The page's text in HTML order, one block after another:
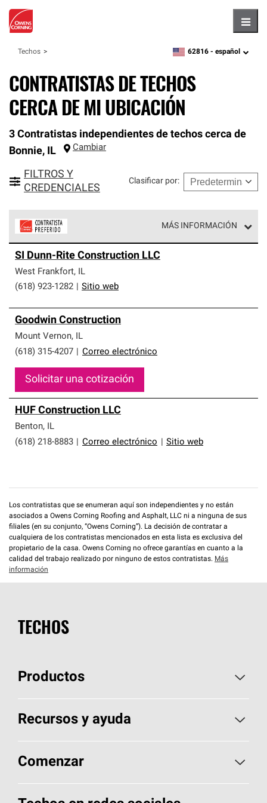
Techos zipcode, language
62816 - español
CONTRATISTAS DE TECHOS
CERCA DE MI UBICACIÓN
3 Contratistas independientes de techos cerca de
Bonnie, IL Cambiar
FILTROS Y
CREDENCIALES
Clasificar por:
MÁS INFORMACIÓN
parte de una red exclusiva de profesionales de techos
que cumplen con altos estándares y requisitos estrictos
de profesionalismo y confiabilidad.
SI Dunn-Rite Construction LLC
West Frankfort, IL
(618) 923-1282
Sitio web
Goodwin Construction
Mount Vernon, IL
(618) 315-4207
Correo electrónico
Solicitar una cotización
HUF Construction LLC
Benton, IL
(618) 218-8883
Correo electrónico Sitio web
Los contratistas que se enumeran aquí son independientes y no están
asociados a Owens Corning Roofing and Asphalt, LLC ni a ninguna de sus
filiales (en su conjunto, “Owens Corning”). La decisión de contratar a
cualquiera de los contratistas mencionados en esta lista es exclusiva del
propietario de la casa. Owens Corning no ofrece garantías en cuanto a la
calidad del trabajo realizado por ninguno de estos contratistas. Más
información
TECHOS
Productos
Elija sus tejas
Encuentre un contratista
Recursos y ayuda
Aspectos básicos sobre techos
Herramientas de diseño y color
Comenzar
Llame al 1-800-GET-PINK®